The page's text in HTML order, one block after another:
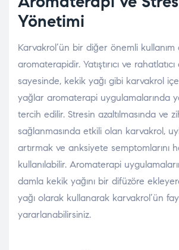
Yönetimi
Karvakrol’ün bir diğer önemli kullanım
aromaterapidir. Yatıştırıcı ve
sayesinde, kekik yağı gibi karvakrol
yağlar aromaterapi uygulamalarında
tercih edilir. Stresin azaltılmasında ve
sağlanmasında etkili olan karvakrol,
artırmak ve anksiyete semptomlarını
kullanılabilir. Aromaterapi
damla kekik yağını bir difüzöre
yağı olarak kullanarak karvakrol’ün
yararlanabilirsiniz.